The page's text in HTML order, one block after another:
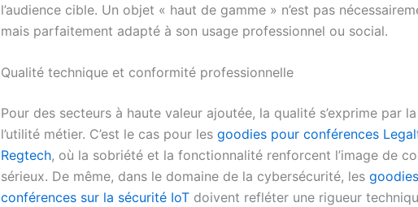
l’audience cible. Un objet « haut de gamme » n’est pas
mais parfaitement adapté à son usage professionnel ou social.
Qualité technique et conformité professionnelle
Pour des secteurs à haute valeur ajoutée, la qualité s’exprime par
l’utilité métier. C’est le cas pour les goodies pour conférences
Regtech, où la sobriété et la fonctionnalité renforcent l’image de
sérieux. De même, dans le domaine de la cybersécurité, les
conférences sur la sécurité IoT doivent refléter une rigueur